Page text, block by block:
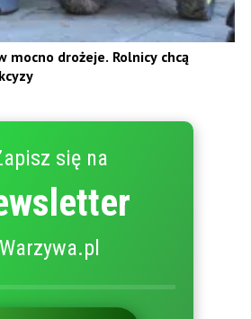
mocno drożeje. Rolnicy chcą
się na
Warzywa.pl